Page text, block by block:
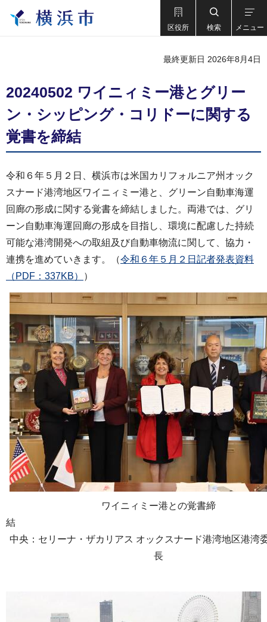
区役所 検索 メニュー
最終更新日 2026年8月4日
20240502 ワイニィミー港とグリー
ン・シッピング・コリドーに関する
覚書を締結
令和６年５月２日、横浜市は米国カリフォルニア州オック
スナード港湾地区ワイニィミー港と、グリーン自動車海運
回廊の形成に関する覚書を締結しました。両港では、グリ
ーン自動車海運回廊の形成を目指し、環境に配慮した持続
可能な港湾開発への取組及び自動車物流に関して、協力・
連携を進めていきます。（令和６年５月２日記者発表資料
（PDF：337KB）
）
ワイニィミー港との覚書締
中央：セリーナ・ザカリアス オックスナード港湾地区港湾
長